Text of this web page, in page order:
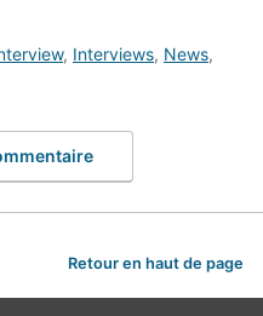
, Interviews, News,
Retour en haut de page